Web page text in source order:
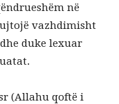
në
vazhdimisht
duke lexuar
(Allahu qoftë i